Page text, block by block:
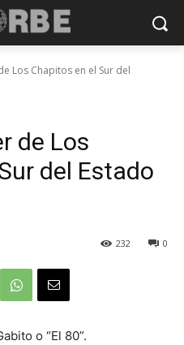
Los Chapitos en el Sur del
de Los
del Estado
0
232
o “El 80”.